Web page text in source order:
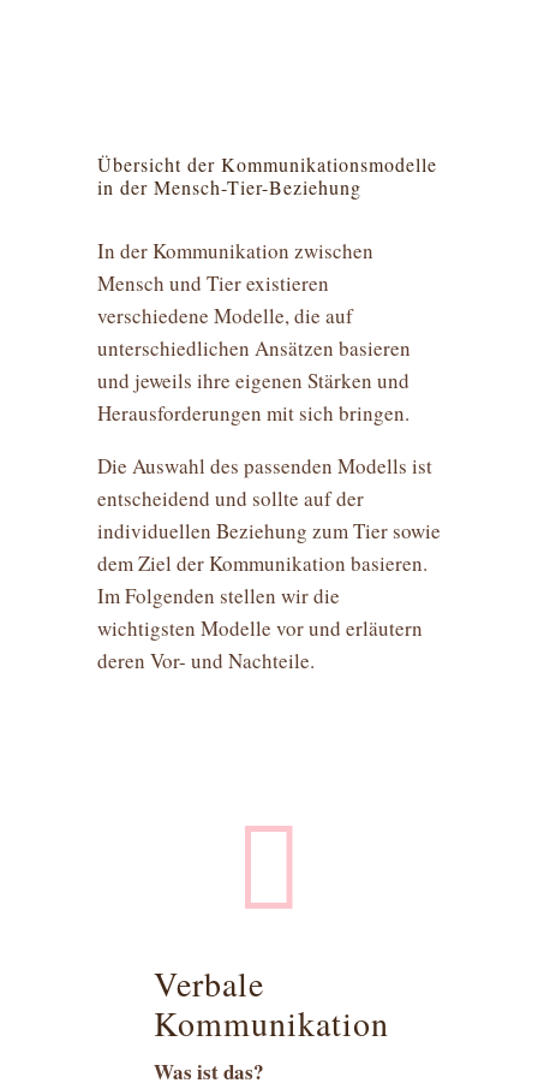
Übersicht der Kommunikationsmodelle
in der Mensch-Tier-Beziehung
In der Kommunikation zwischen
Mensch und Tier existieren
verschiedene Modelle, die auf
unterschiedlichen Ansätzen basieren
und jeweils ihre eigenen Stärken und
Herausforderungen mit sich bringen.
Die Auswahl des passenden Modells ist
entscheidend und sollte auf der
individuellen Beziehung zum Tier sowie
dem Ziel der Kommunikation basieren.
Im Folgenden stellen wir die
wichtigsten Modelle vor und erläutern
deren Vor- und Nachteile.

Verbale
Kommunikation
Was ist das?